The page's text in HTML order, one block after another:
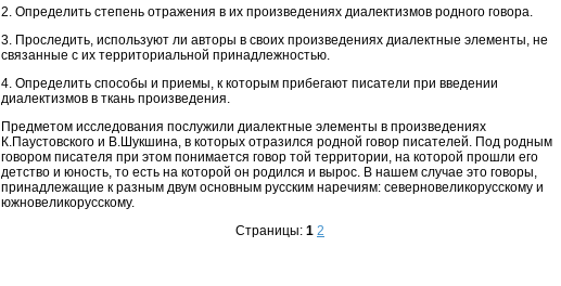
2. Определить степень отражения в их произведениях диалектизмов родного говора.
3. Проследить, используют ли авторы в своих произведениях диалектные элементы, не
связанные с их территориальной принадлежностью.
4. Определить способы и приемы, к которым прибегают писатели при введении
диалектизмов в ткань произведения.
Предметом исследования послужили диалектные элементы в произведениях
К.Паустовского и В.Шукшина, в которых отразился родной говор писателей. Под родным
говором писателя при этом понимается говор той территории, на которой прошли его
детство и юность, то есть на которой он родился и вырос. В нашем случае это говоры,
принадлежащие к разным двум основным русским наречиям: северновеликорусскому и
южновеликорусскому.
Страницы: 1 2